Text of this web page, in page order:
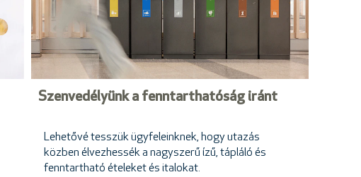
Szenvedélyünk a fenntarthatóság iránt
Lehetővé tesszük ügyfeleinknek, hogy utazás
közben élvezhessék a nagyszerű ízű, tápláló és
fenntartható ételeket és italokat.